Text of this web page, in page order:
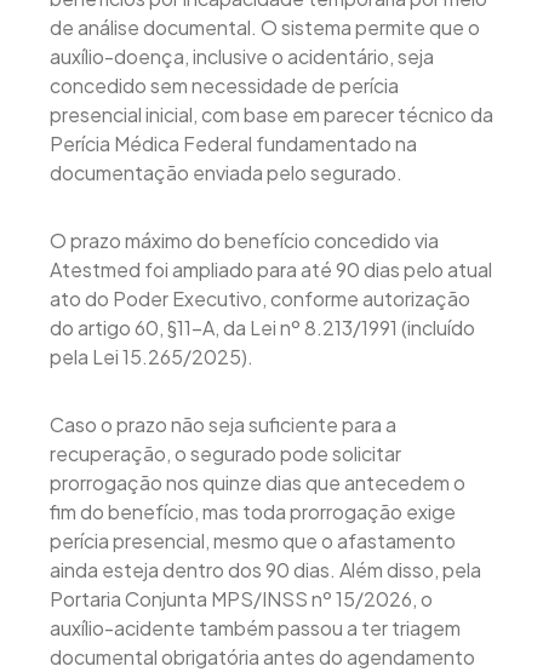
de análise documental. O sistema permite que o
auxílio-doença, inclusive o acidentário, seja
concedido sem necessidade de perícia
presencial inicial, com base em parecer técnico da
Perícia Médica Federal fundamentado na
documentação enviada pelo segurado.
O prazo máximo do benefício concedido via
Atestmed foi ampliado para até 90 dias pelo atual
ato do Poder Executivo, conforme autorização
do artigo 60, §11-A, da Lei nº 8.213/1991 (incluído
pela Lei 15.265/2025).
Caso o prazo não seja suficiente para a
recuperação, o segurado pode solicitar
prorrogação nos quinze dias que antecedem o
fim do benefício, mas toda prorrogação exige
perícia presencial, mesmo que o afastamento
ainda esteja dentro dos 90 dias. Além disso, pela
Portaria Conjunta MPS/INSS nº 15/2026, o
auxílio-acidente também passou a ter triagem
documental obrigatória antes do agendamento